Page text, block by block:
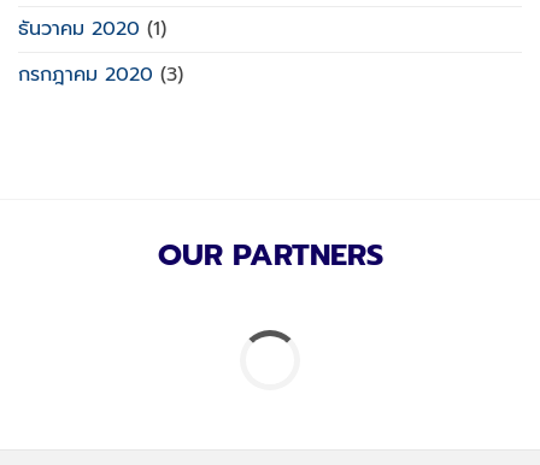
ธันวาคม 2020 (1)
กรกฎาคม 2020 (3)
OUR PARTNERS